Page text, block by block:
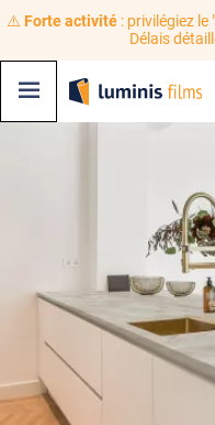
⚠️ Forte activité: privilégiez le
Délais